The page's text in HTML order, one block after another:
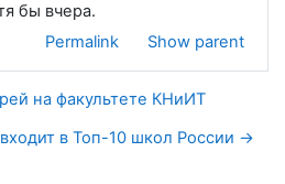
бы вчера.
Permalink
Show parent
на факультете КНиИТ
в Топ-10 школ России →